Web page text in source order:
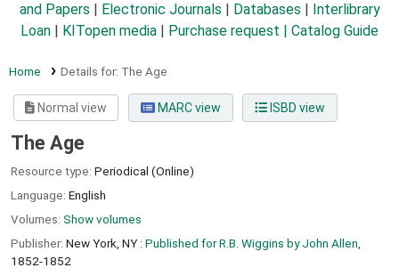
and Papers
Electronic Journals Databases
Interlibrary
Loan
KITopen media Purchase request | Catalog Guide
Home Details for: The Age
Normal view MARC view ISBD view
The Age
Resource type: Periodical (Online)
Language: English
Volumes: Show volumes
Publisher: New York, NY : Published for R.B. Wiggins by John Allen,
1852-1852